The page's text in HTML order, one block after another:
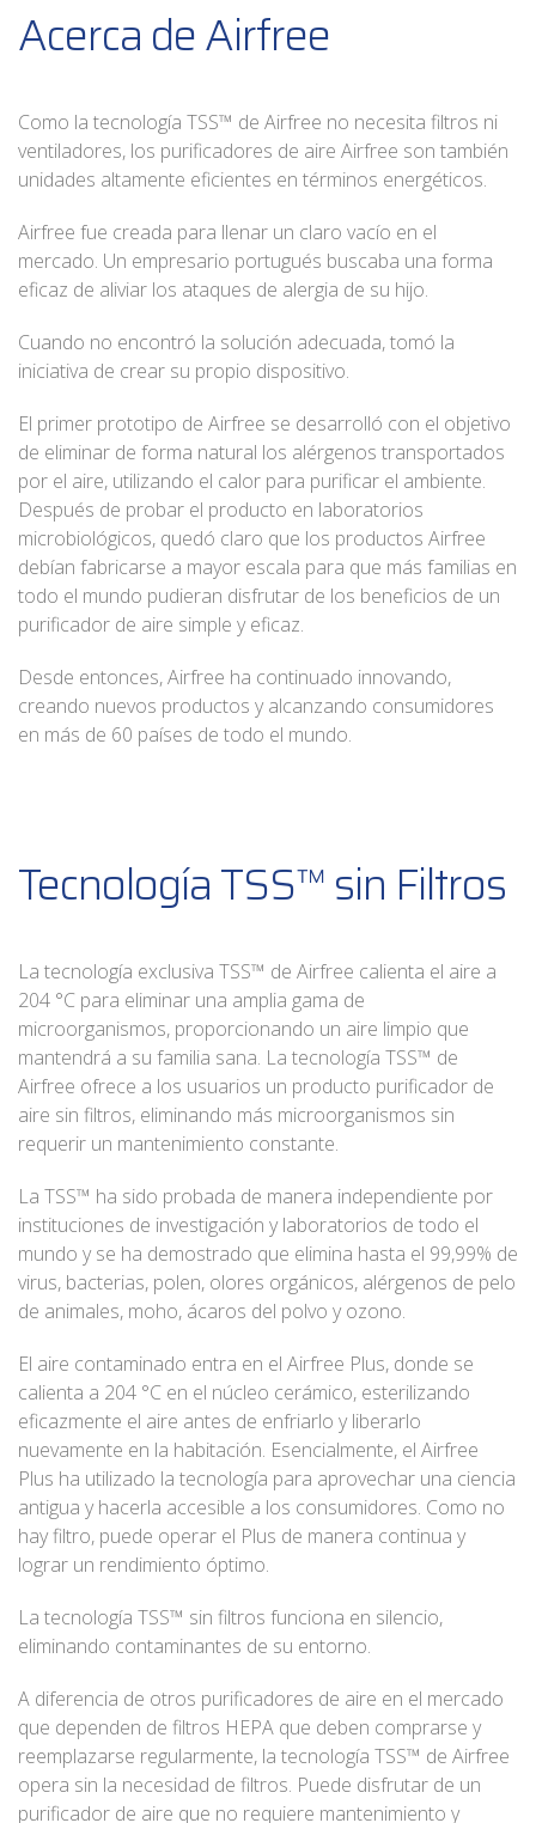
Acerca de Airfree
Como la tecnología TSS™ de Airfree no necesita filtros ni
ventiladores, los purificadores de aire Airfree son también
unidades altamente eficientes en términos energéticos.
Airfree fue creada para llenar un claro vacío en el
mercado. Un empresario portugués buscaba una forma
eficaz de aliviar los ataques de alergia de su hijo.
Cuando no encontró la solución adecuada, tomó la
iniciativa de crear su propio dispositivo.
El primer prototipo de Airfree se desarrolló con el objetivo
de eliminar de forma natural los alérgenos transportados
por el aire, utilizando el calor para purificar el ambiente.
Después de probar el producto en laboratorios
microbiológicos, quedó claro que los productos Airfree
debían fabricarse a mayor escala para que más familias en
todo el mundo pudieran disfrutar de los beneficios de un
purificador de aire simple y eficaz.
Desde entonces, Airfree ha continuado innovando,
creando nuevos productos y alcanzando consumidores
en más de 60 países de todo el mundo.
Tecnología TSS™ sin Filtros
La tecnología exclusiva TSS™ de Airfree calienta el aire a
204 °C para eliminar una amplia gama de
microorganismos, proporcionando un aire limpio que
mantendrá a su familia sana. La tecnología TSS™ de
Airfree ofrece a los usuarios un producto purificador de
aire sin filtros, eliminando más microorganismos sin
requerir un mantenimiento constante.
La TSS™ ha sido probada de manera independiente por
instituciones de investigación y laboratorios de todo el
mundo y se ha demostrado que elimina hasta el 99,99% de
virus, bacterias, polen, olores orgánicos, alérgenos de pelo
de animales, moho, ácaros del polvo y ozono.
El aire contaminado entra en el Airfree Plus, donde se
calienta a 204 °C en el núcleo cerámico, esterilizando
eficazmente el aire antes de enfriarlo y liberarlo
nuevamente en la habitación. Esencialmente, el Airfree
Plus ha utilizado la tecnología para aprovechar una ciencia
antigua y hacerla accesible a los consumidores. Como no
hay filtro, puede operar el Plus de manera continua y
lograr un rendimiento óptimo.
La tecnología TSS™ sin filtros funciona en silencio,
eliminando contaminantes de su entorno.
A diferencia de otros purificadores de aire en el mercado
que dependen de filtros HEPA que deben comprarse y
reemplazarse regularmente, la tecnología TSS™ de Airfree
opera sin la necesidad de filtros. Puede disfrutar de un
purificador de aire que no requiere mantenimiento y